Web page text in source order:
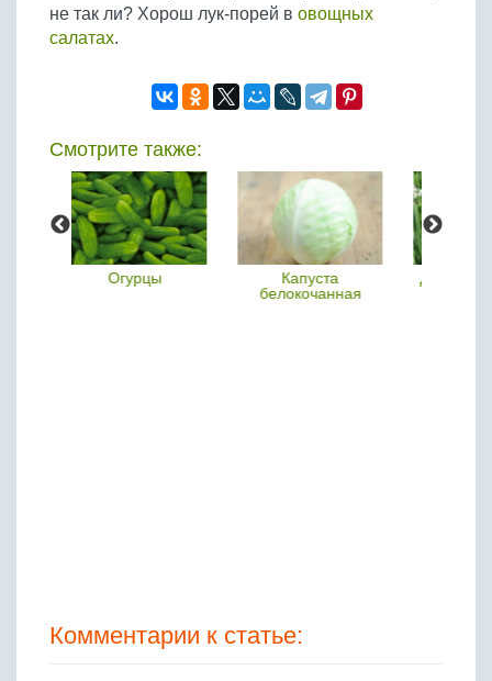
не так ли? Хорош лук-порей в овощных
салатах.
Смотрите также:
Джусай, душистый
лук
Сладкий перец
Комментарии к статье: